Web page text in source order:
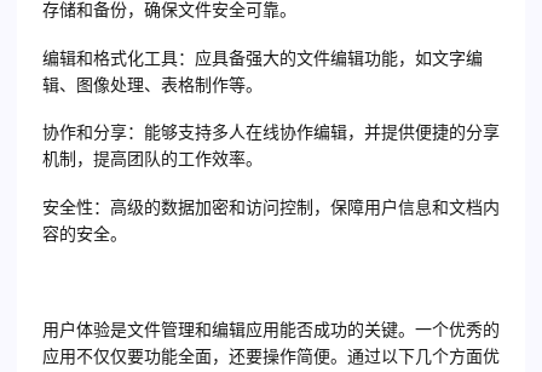
存储和备份，确保文件安全可靠。
编辑和格式化工具：应具备强大的文件编辑功能，如文字编
辑、图像处理、表格制作等。
协作和分享：能够支持多人在线协作编辑，并提供便捷的分享
机制，提高团队的工作效率。
安全性 ：高级的数据加密和访问控制，保障用户信息和文档内
容的安全。
用户体验是文件管理和编辑应用能否成功的关键。一个优秀的
应用不仅仅要功能全面，还要操作简便。通过以下几个方面优